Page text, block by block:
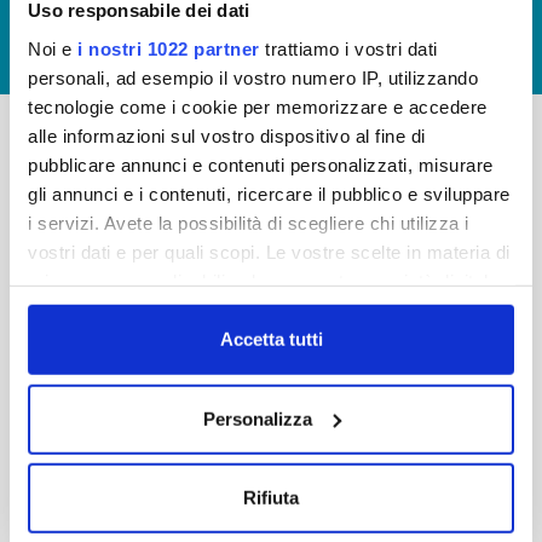
Uso responsabile dei dati
Noi e i nostri 1022 partner trattiamo i vostri dati
personali, ad esempio il vostro numero IP, utilizzando
tecnologie come i cookie per memorizzare e accedere
alle informazioni sul vostro dispositivo al fine di
pubblicare annunci e contenuti personalizzati, misurare
gli annunci e i contenuti, ricercare il pubblico e sviluppare
i servizi. Avete la possibilità di scegliere chi utilizza i
vostri dati e per quali scopi. Le vostre scelte in materia di
in cui avete effettuato le vostre scelte. È possibile
modificare o revocare il proprio consenso in qualsiasi
momento dalla Dichiarazione sui cookie o facendo clic
Con il tuo consenso, vorremmo anche:
raccogliere informazioni sulla tua posizione
Accetta tutti
Personalizza
Rifiuta
LAVORA CON NOI
Publiacqua S.p.A
Via Villamagna 90/c -
50126 Fi
Tel. +39 055688903
Reg Imprese Firenze
-
FAQ
PRIVACY POLICY
COOKIE
WHISTLEBLOWING
CREDITS